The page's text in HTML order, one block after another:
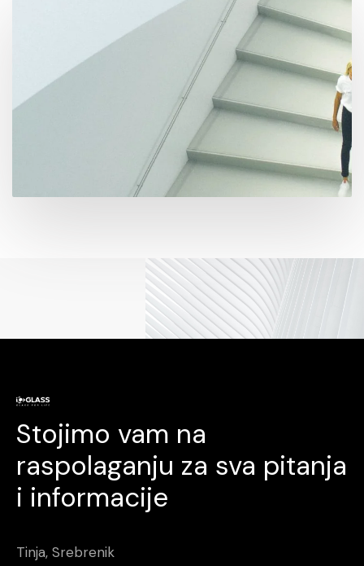
Stojimo vam na
raspolaganju za sva pitanja
i informacije
Tinja, Srebrenik